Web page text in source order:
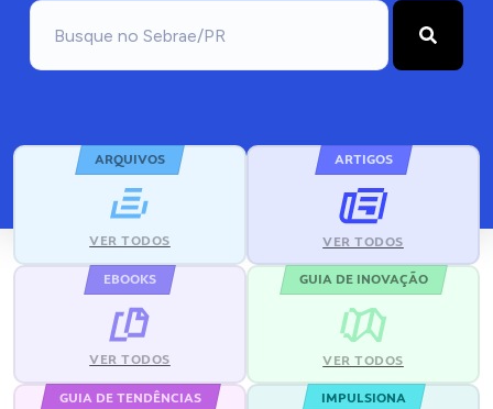
ARQUIVOS
VER TODOS
ARTIGOS
VER TODOS
EBOOKS
VER TODOS
GUIA DE INOVAÇÃO
VER TODOS
GUIA DE TENDÊNCIAS IMPULSIONA